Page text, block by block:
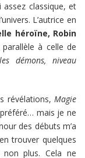
assez classique, et
L’autrice en
héroïne, Robin
à celle de
démons, niveau
révélations, Magie
mais je ne
des débuts m’a
trouver quelques
plus. Cela ne